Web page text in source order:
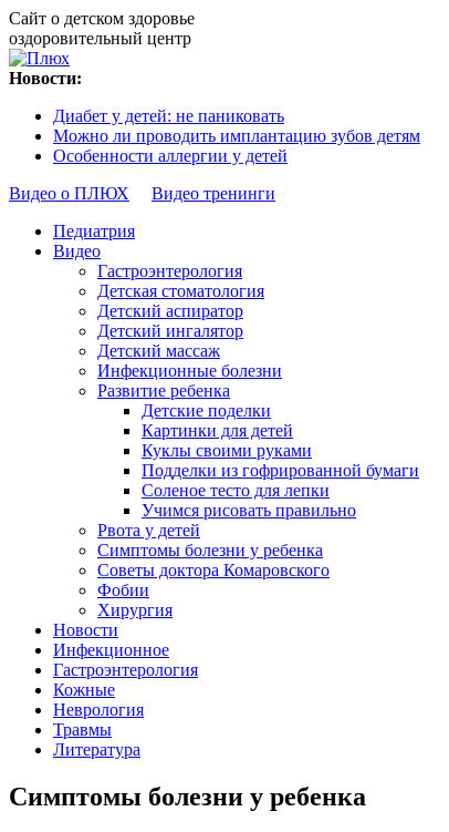
Сайт о детском здоровье
оздоровительный центр
Новости:
Диабет у детей: не паниковать
Можно ли проводить имплантацию зубов детям
Особенности аллергии у детей
Видео о ПЛЮХ
Видео тренинги
Педиатрия
Видео
Гастроэнтерология
Детская стоматология
Детский аспиратор
Детский ингалятор
Детский массаж
Инфекционные болезни
Развитие ребенка
Детские поделки
Картинки для детей
Куклы своими руками
Подделки из гофрированной бумаги
Соленое тесто для лепки
Учимся рисовать правильно
Рвота у детей
Симптомы болезни у ребенка
Советы доктора Комаровского
Фобии
Хирургия
Новости
Инфекционное
Гастроэнтерология
Кожные
Неврология
Травмы
Литература
Симптомы болезни у ребенка